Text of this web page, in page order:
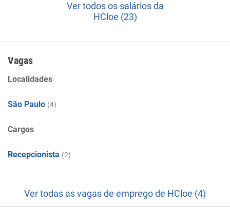
Ver todos os salários da
HCloe (23)
Vagas
Localidades
São Paulo (4)
Cargos
Recepcionista (2)
Ver todas as vagas de emprego de HCloe (4)